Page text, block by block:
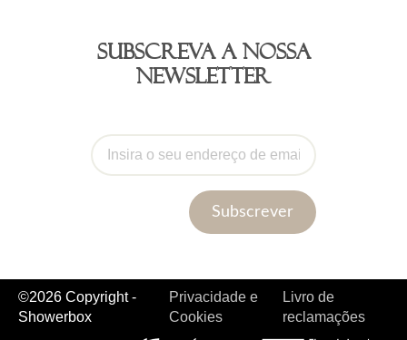
Subscreva a nossa
newsletter
Subscrever
©2026 Copyright -
Showerbox
Privacidade e
Cookies
Livro de
reclamações